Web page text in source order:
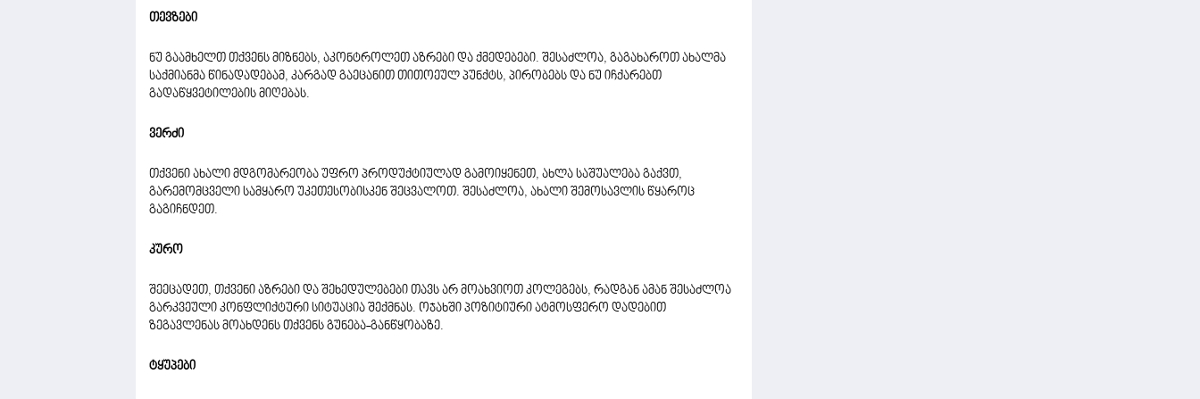
თევზები
ნუ გაამხელთ თქვენს მიზნებს, აკონტროლეთ აზრები და ქმედებები. შესაძლოა, გაგახაროთ ახალმა
საქმიანმა წინადადებამ, კარგად გაეცანით თითოეულ პუნქტს, პირობებს და ნუ იჩქარებთ
გადაწყვეტილების მიღებას.
ვერძი
თქვენი ახალი მდგომარეობა უფრო პროდუქტიულად გამოიყენეთ, ახლა საშუალება გაქვთ,
გარემომცველი სამყარო უკეთესობისკენ შეცვალოთ. შესაძლოა, ახალი შემოსავლის წყაროც
გაგიჩნდეთ.
კურო
შეეცადეთ, თქვენი აზრები და შეხედულებები თავს არ მოახვიოთ კოლეგებს, რადგან ამან შესაძლოა
გარკვეული კონფლიქტური სიტუაცია შექმნას. ოჯახში პოზიტიური ატმოსფერო დადებით
ზეგავლენას მოახდენს თქვენს გუნება-განწყობაზე.
ტყუპები